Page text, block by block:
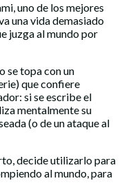
uno de los mejores
una vida demasiado
juzga al mundo por
se topa con un
que confiere
si se escribe el
mentalmente su
(o de un ataque al
decide utilizarlo para
al mundo, para